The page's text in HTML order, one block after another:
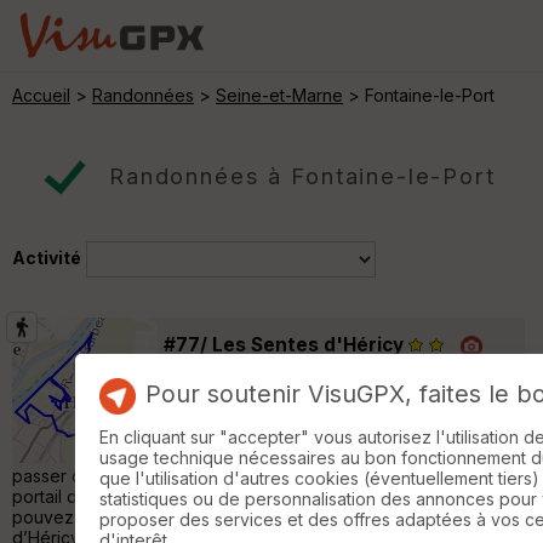
Accueil > Randonnées > Seine-et-Marne > Fontaine-le-Port
Randonnées à Fontaine-le-Port
Activité
#77/ Les Sentes d'Héricy
Randonnée Pédestre 7 km
Circuit pédestre d’Héricy Départ devant la
mairie. En quittant le jardin devant la mairie,
passer devant la médiathèque à gauche puis sous un très beau
portail d’époque Henri IV ou début Louis XIII. En face, vous
pouvez voir l’école élémentaire qui fut l’ancienne mairie
d’Héricy. Tourner à gauche et après quelques mètres, à droite
Pour soutenir VisuGPX, faites le
En cliquant sur "accepter" vous autorisez l'utilisation
usage technique nécessaires au bon fonctionnement
que l'utilisation d'autres cookies (éventuellement
statistiques ou de personnalisation des annonces pour
proposer des services et des offres adaptées à vos